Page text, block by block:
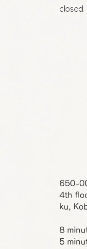
closed.
650-
4th
ku,
8
5